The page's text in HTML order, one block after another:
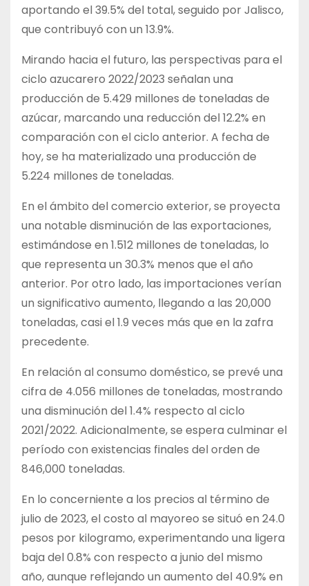
aportando el 39.5% del total, seguido por Jalisco,
que contribuyó con un 13.9%.
Mirando hacia el futuro, las perspectivas para el
ciclo azucarero 2022/2023 señalan una
producción de 5.429 millones de toneladas de
azúcar, marcando una reducción del 12.2% en
comparación con el ciclo anterior. A fecha de
hoy, se ha materializado una producción de
5.224 millones de toneladas.
En el ámbito del comercio exterior, se proyecta
una notable disminución de las exportaciones,
estimándose en 1.512 millones de toneladas, lo
que representa un 30.3% menos que el año
anterior. Por otro lado, las importaciones verían
un significativo aumento, llegando a las 20,000
toneladas, casi el 1.9 veces más que en la zafra
precedente.
En relación al consumo doméstico, se prevé una
cifra de 4.056 millones de toneladas, mostrando
una disminución del 1.4% respecto al ciclo
2021/2022. Adicionalmente, se espera culminar el
período con existencias finales del orden de
846,000 toneladas.
En lo concerniente a los precios al término de
julio de 2023, el costo al mayoreo se situó en 24.0
pesos por kilogramo, experimentando una ligera
baja del 0.8% con respecto a junio del mismo
año, aunque reflejando un aumento del 40.9% en